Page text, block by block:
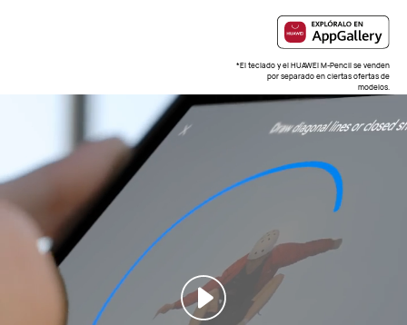
*El teclado y el HUAWEI M-Pencil se venden
por separado en ciertas ofertas de
modelos.